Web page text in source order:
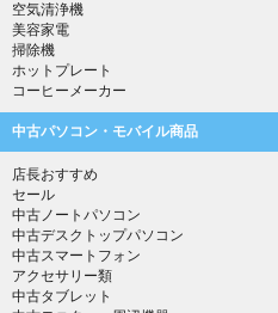
空気清浄機
美容家電
掃除機
ホットプレート
コーヒーメーカー
中古パソコン・モバイル商品
店長おすすめ
セール
中古ノートパソコン
中古デスクトップパソコン
中古スマートフォン
アクセサリー類
中古タブレット